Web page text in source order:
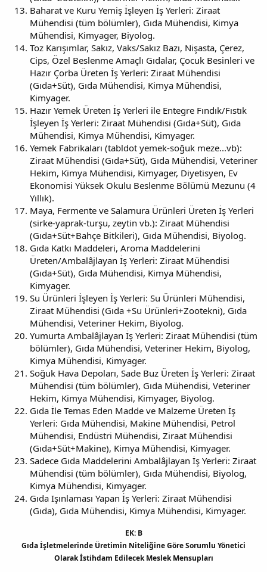
Baharat ve Kuru Yemiş İşleyen İş Yerleri: Ziraat
Mühendisi (tüm bölümler), Gıda Mühendisi, Kimya
Mühendisi, Kimyager, Biyolog.
Toz Karışımlar, Sakız, Vaks/Sakız Bazı, Nişasta, Çerez,
Cips, Özel Beslenme Amaçlı Gıdalar, Çocuk Besinleri ve
Hazır Çorba Üreten İş Yerleri: Ziraat Mühendisi
(Gıda+Süt), Gıda Mühendisi, Kimya Mühendisi,
Kimyager.
Hazır Yemek Üreten İş Yerleri ile Entegre Fındık/Fıstık
İşleyen İş Yerleri: Ziraat Mühendisi (Gıda+Süt), Gıda
Mühendisi, Kimya Mühendisi, Kimyager.
Yemek Fabrikaları (tabldot yemek-soğuk meze...vb):
Ziraat Mühendisi (Gıda+Süt), Gıda Mühendisi, Veteriner
Hekim, Kimya Mühendisi, Kimyager, Diyetisyen, Ev
Ekonomisi Yüksek Okulu Beslenme Bölümü Mezunu (4
Yıllık).
Maya, Fermente ve Salamura Ürünleri Üreten İş Yerleri
(sirke-yaprak-turşu, zeytin vb.): Ziraat Mühendisi
(Gıda+Süt+Bahçe Bitkileri), Gıda Mühendisi, Biyolog.
Gıda Katkı Maddeleri, Aroma Maddelerini
Üreten/Ambalâjlayan İş Yerleri: Ziraat Mühendisi
(Gıda+Süt), Gıda Mühendisi, Kimya Mühendisi,
Kimyager.
Su Ürünleri İşleyen İş Yerleri: Su Ürünleri Mühendisi,
Ziraat Mühendisi (Gıda +Su Ürünleri+Zootekni), Gıda
Mühendisi, Veteriner Hekim, Biyolog.
Yumurta Ambalâjlayan İş Yerleri: Ziraat Mühendisi (tüm
bölümler), Gıda Mühendisi, Veteriner Hekim, Biyolog,
Kimya Mühendisi, Kimyager.
Soğuk Hava Depoları, Sade Buz Üreten İş Yerleri: Ziraat
Mühendisi (tüm bölümler), Gıda Mühendisi, Veteriner
Hekim, Kimya Mühendisi, Kimyager, Biyolog.
Gıda İle Temas Eden Madde ve Malzeme Üreten İş
Yerleri: Gıda Mühendisi, Makine Mühendisi, Petrol
Mühendisi, Endüstri Mühendisi, Ziraat Mühendisi
(Gıda+Süt+Makine), Kimya Mühendisi, Kimyager.
Sadece Gıda Maddelerini Ambalâjlayan İş Yerleri: Ziraat
Mühendisi (tüm bölümler), Gıda Mühendisi, Biyolog,
Kimya Mühendisi, Kimyager.
Gıda Işınlaması Yapan İş Yerleri: Ziraat Mühendisi
(Gıda), Gıda Mühendisi, Kimya Mühendisi, Kimyager.
EK: B
Gıda İşletmelerinde Üretimin Niteliğine Göre Sorumlu Yönetici
Olarak İstihdam Edilecek Meslek Mensupları